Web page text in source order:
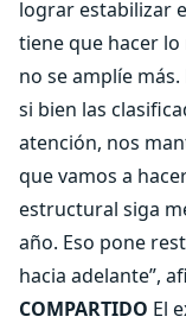
lograr estabilizar
tiene que hacer
no se amplíe
si bien las
atención, nos
que vamos a
estructural siga
año. Eso pone
hacia adelante”,
COMPARTIDO El